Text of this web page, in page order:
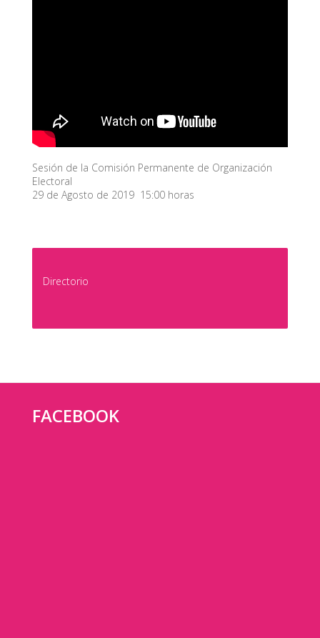
Sesión de la Comisión Permanente de Organización
Electoral
29 de Agosto de 2019 15:00 horas
Directorio
FACEBOOK